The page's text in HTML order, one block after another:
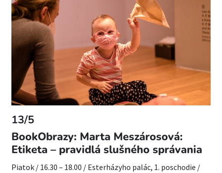
13/5
BookObrazy: Marta Meszárosová:
Etiketa – pravidlá slušného správania
Piatok / 16.30 – 18.00 / Esterházyho palác, 1. poschodie /